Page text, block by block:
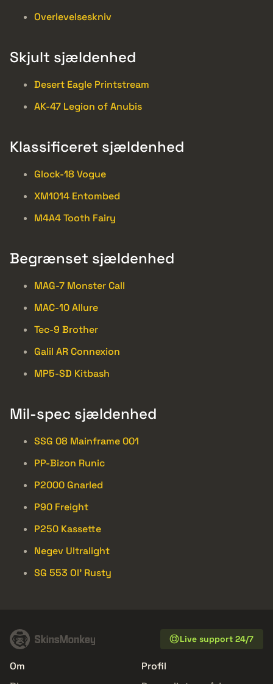
Overlevelseskniv
Skjult sjældenhed
Desert Eagle Printstream
AK-47 Legion of Anubis
Klassificeret sjældenhed
Glock-18 Vogue
XM1014 Entombed
M4A4 Tooth Fairy
Begrænset sjældenhed
MAG-7 Monster Call
MAC-10 Allure
Tec-9 Brother
Galil AR Connexion
MP5-SD Kitbash
Mil-spec sjældenhed
SSG 08 Mainframe 001
PP-Bizon Runic
P2000 Gnarled
P90 Freight
P250 Kassette
Negev Ultralight
SG 553 Ol’ Rusty
Live support 24/7
Om
Profil